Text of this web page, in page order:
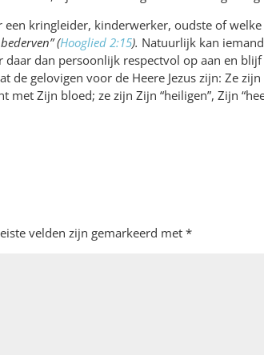
kringleider, kinderwerker, oudste of
(Hooglied 2:15). Natuurlijk kan
dan persoonlijk respectvol op aan en
de gelovigen voor de Heere Jezus zijn: Ze
Zijn bloed; ze zijn Zijn “heiligen”, Zijn
velden zijn gemarkeerd met *